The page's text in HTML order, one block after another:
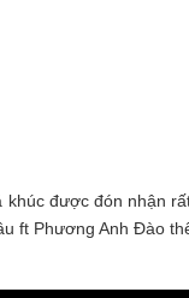
được đón nhận
ft Phương Anh Đào